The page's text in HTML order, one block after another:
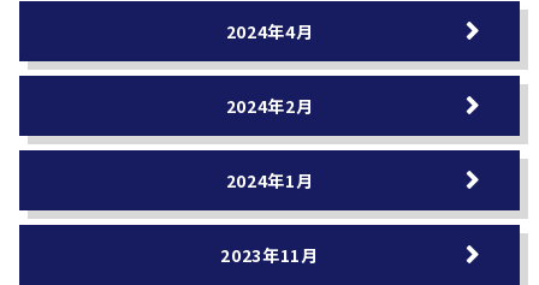
2024年4月
2024年2月
2024年1月
2023年11月